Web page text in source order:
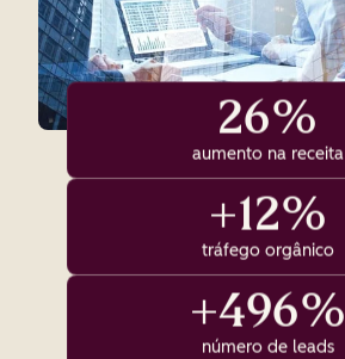
26%
aumento na receita
+12%
tráfego orgânico
+496%
número de leads